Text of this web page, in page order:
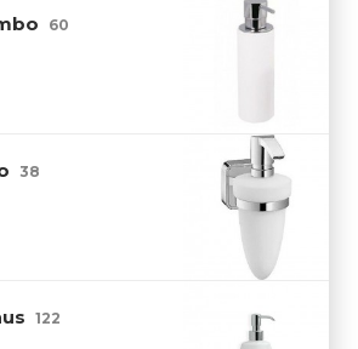
60
38
122